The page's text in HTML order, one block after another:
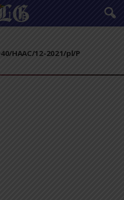
HAAC/12-2021/pl/P